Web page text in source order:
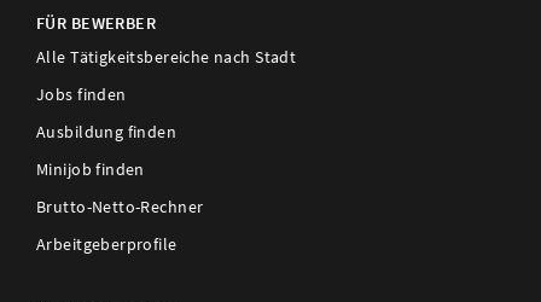
FÜR BEWERBER
Alle Tätigkeitsbereiche nach Stadt
Jobs finden
Ausbildung finden
Minijob finden
Brutto-Netto-Rechner
Arbeitgeberprofile